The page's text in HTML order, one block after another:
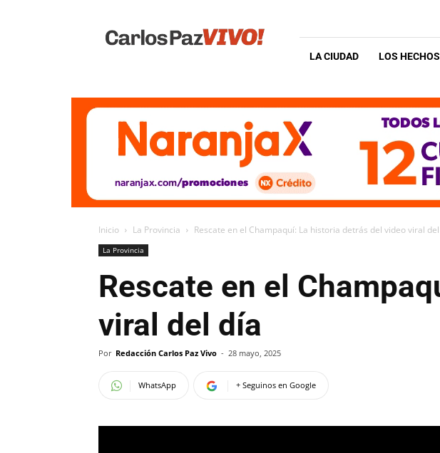
Vivo
LA CIUDAD LOS HECHOS
Inicio La Provincia Rescate en el Champaquí: La historia detrás del video viral
La Provincia
Rescate en el
viral del día
Por Redacción Carlos Paz Vivo - 28 mayo, 2025
WhatsApp + Seguinos en Google